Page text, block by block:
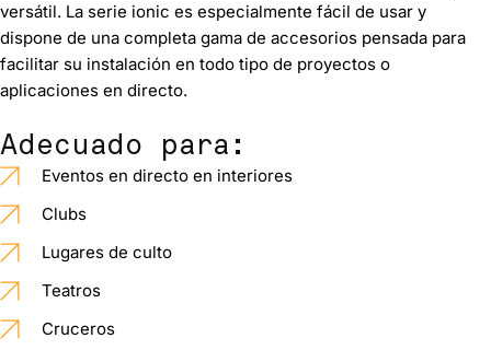
versátil. La serie ionic es especialmente fácil de usar y
dispone de una completa gama de accesorios pensada para
facilitar su instalación en todo tipo de proyectos o
aplicaciones en directo.
Adecuado para:
Eventos en directo en interiores
Clubs
Lugares de culto
Teatros
Cruceros